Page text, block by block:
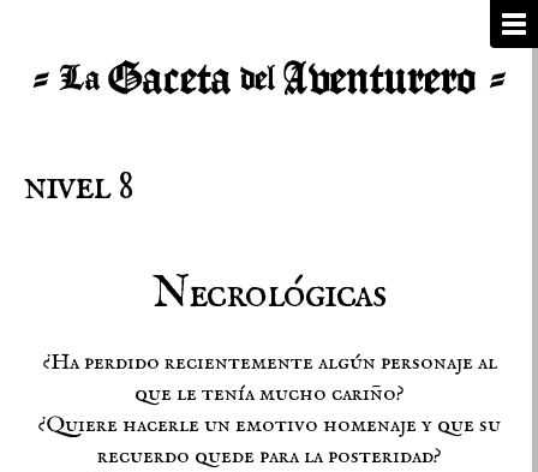
nivel 8
Necrológicas
¿Ha perdido recientemente algún personaje al
que le tenía mucho cariño?
¿Quiere hacerle un emotivo homenaje y que su
recuerdo quede para la posteridad?